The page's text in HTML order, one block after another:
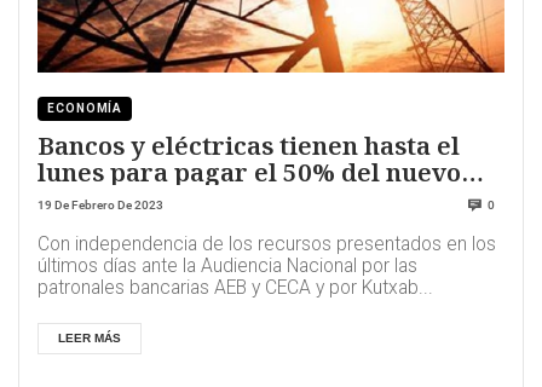
ECONOMÍA
Bancos y eléctricas tienen hasta el
lunes para pagar el 50% del nuevo
tributo
19 De Febrero De 2023 0
Con independencia de los recursos presentados en los
últimos días ante la Audiencia Nacional por las
patronales bancarias AEB y CECA y por Kutxab...
LEER MÁS